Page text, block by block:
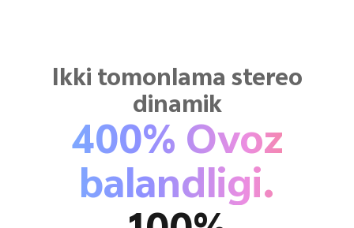
Ikki tomonlama stereo
dinamik
400% Ovoz
balandligi.